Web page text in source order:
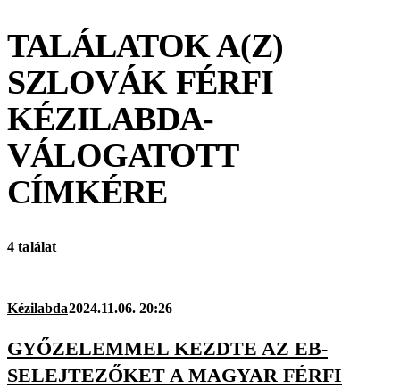
TALÁLATOK A(Z)
SZLOVÁK FÉRFI
KÉZILABDA-
VÁLOGATOTT
CÍMKÉRE
4 találat
Kézilabda2024.11.06. 20:26
GYŐZELEMMEL KEZDTE AZ EB-
SELEJTEZŐKET A MAGYAR FÉRFI